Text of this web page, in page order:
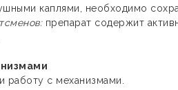
каплями, необходимо
препарат содержит
работу с механизмами.